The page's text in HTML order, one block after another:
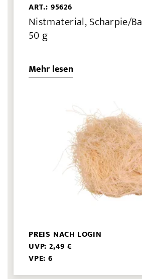
ART.: 95626
Nistmaterial, Scharpie/
50 g
Mehr lesen
PREIS NACH LOGIN
UVP: 2,49 €
VPE: 6